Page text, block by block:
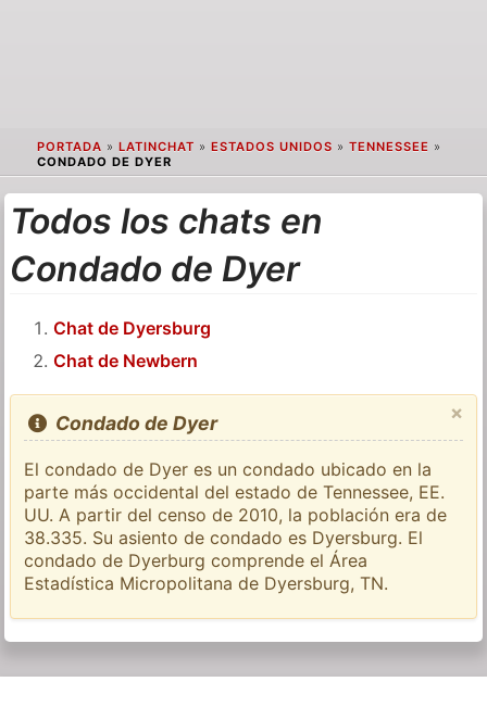
PORTADA » LATINCHAT » ESTADOS UNIDOS » TENNESSEE »
CONDADO DE DYER
Todos los chats en
Condado de Dyer
Chat de Dyersburg
Chat de Newbern
×
Condado de Dyer
El condado de Dyer es un condado ubicado en la
parte más occidental del estado de Tennessee, EE.
UU. A partir del censo de 2010, la población era de
38.335. Su asiento de condado es Dyersburg. El
condado de Dyerburg comprende el Área
Estadística Micropolitana de Dyersburg, TN.